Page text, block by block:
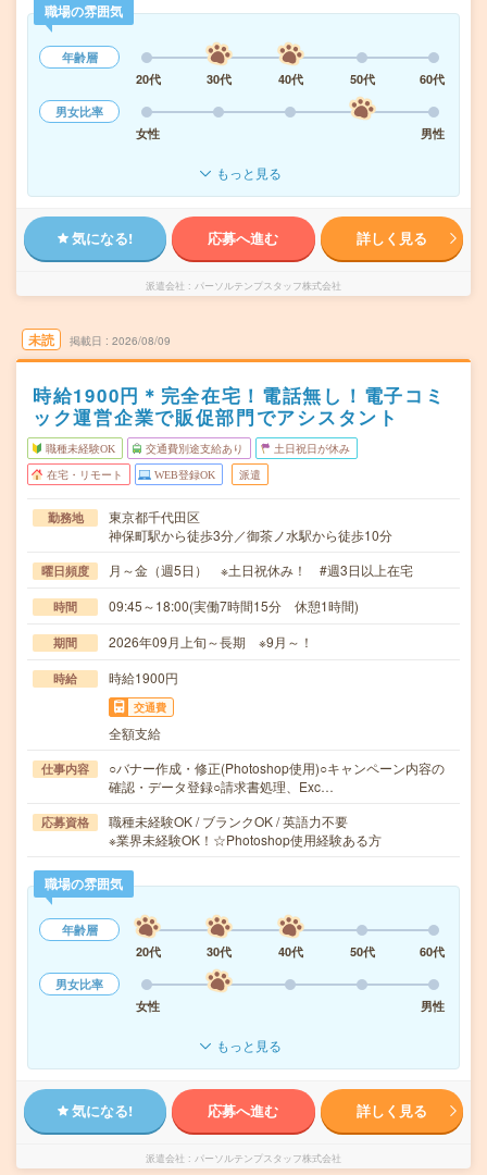
職場の雰囲気
年齢層
20代
30代 40代 50代
60代
男女比率
女性
男性
もっと見る
気になる! 応募へ進む 詳しく見る
派遣会社 パーソルテンプスタッフ株式会社
未読 掲載日 2026/08/09
時給1900円＊完全在宅！電話無し！電子コミ
ック運営企業で販促部門でアシスタント
職種未経験OK 交通費別途支給あり 土日祝日が休み
在宅・リモート WEB登録OK 派遣
勤務地
東京都千代田区
神保町駅から徒歩3分／御茶ノ水駅から徒歩10分
曜日頻度 月～金（週5日） ※土日祝休み！ #週3日以上在宅
時間 09:45～18:00(実働7時間15分 休憩1時間)
期間 2026年09月上旬～長期 ※9月～！
時給 時給1900円
交通費
全額支給
仕事内容
○バナー作成・修正(Photoshop使用)○キャンペーン内容の
確認・データ登録○請求書処理、Exc…
応募資格
職種未経験OK / ブランクOK / 英語力不要
※業界未経験OK！☆Photoshop使用経験ある方
職場の雰囲気
年齢層
20代
30代 40代 50代
60代
男女比率
女性
男性
もっと見る
気になる! 応募へ進む 詳しく見る
派遣会社 パーソルテンプスタッフ株式会社